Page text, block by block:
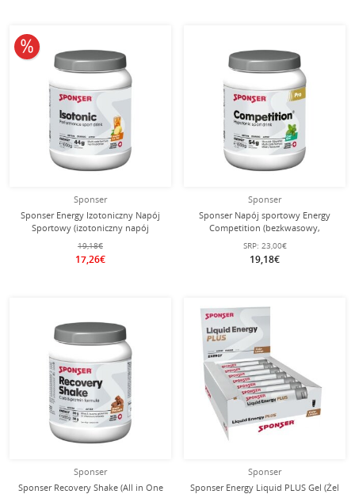
Sponser
Sponser Energy Izotoniczny Napój
Sportowy (izotoniczny napój
orzeźwiający o owocowym smaku)
Herbata Mrożona 1000g Puszka
19,18€
17,26€
10% obniżone
Sponser
Sponser Napój sportowy Energy
Competition (bezkwasowy,
hipotonowy, miętowy z działaniem
chłodzącym) Ekstrakt miętowy 1000g
puszka
SRP: 23,00€
19,18€
Sponser
Sponser Recovery Shake (All in One
Sponser
Sponser Energy Liquid PLUS Gel (Żel